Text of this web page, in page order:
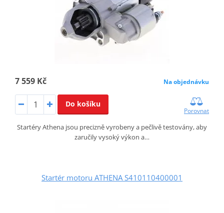
7 559 Kč Na objednávku
Do košíku
Porovnat
Startéry Athena jsou precizně vyrobeny a pečlivě testovány, aby
zaručily vysoký výkon a…
Startér motoru ATHENA S410110400001